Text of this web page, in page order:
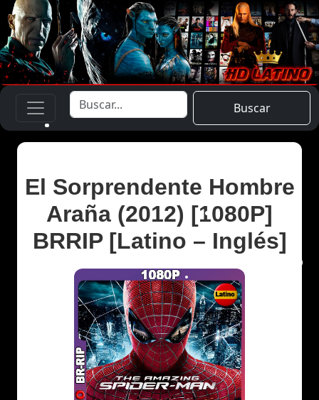
Buscar
El Sorprendente Hombre
Araña (2012) [1080P]
BRRIP [Latino – Inglés]